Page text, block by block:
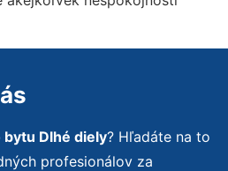
bytu Dlhé diely? Hľadáte na to
profesionálov za